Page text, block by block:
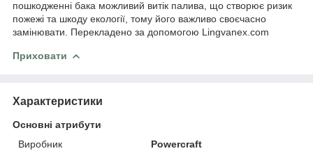
пошкодженні бака можливий витік палива, що створює ризик
пожежі та шкоду екології, тому його важливо своєчасно
замінювати. Перекладено за допомогою Lingvanex.com
Приховати
Характеристики
Основні атрибути
Виробник
Powercraft